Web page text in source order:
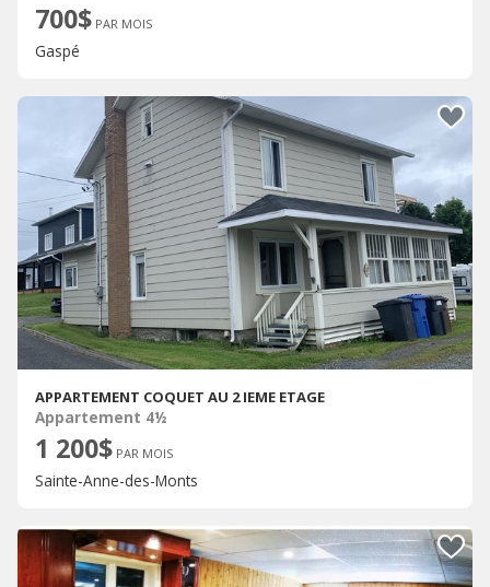
700$ PAR MOIS
Gaspé
APPARTEMENT COQUET AU 2 IEME ETAGE
Appartement 4½
1 200$ PAR MOIS
Sainte-Anne-des-Monts